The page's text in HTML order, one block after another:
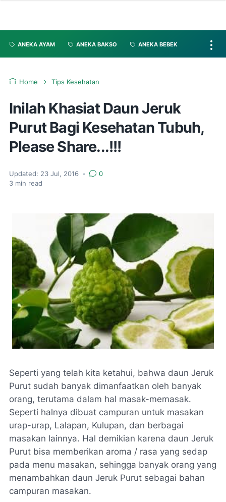
ANEKA AYAM ANEKA BAKSO ANEKA BEBEK
Home Tips Kesehatan
Inilah Khasiat Daun Jeruk
Purut Bagi Kesehatan Tubuh,
Please Share...!!!
Updated: 23 Jul, 2016 •
0
3 min read
Seperti yang telah kita ketahui, bahwa daun Jeruk
Purut sudah banyak dimanfaatkan oleh banyak
orang, terutama dalam hal masak-memasak.
Seperti halnya dibuat campuran untuk masakan
urap-urap, Lalapan, Kulupan, dan berbagai
masakan lainnya. Hal demikian karena daun Jeruk
Purut bisa memberikan aroma / rasa yang sedap
pada menu masakan, sehingga banyak orang yang
menambahkan daun Jeruk Purut sebagai bahan
campuran masakan.